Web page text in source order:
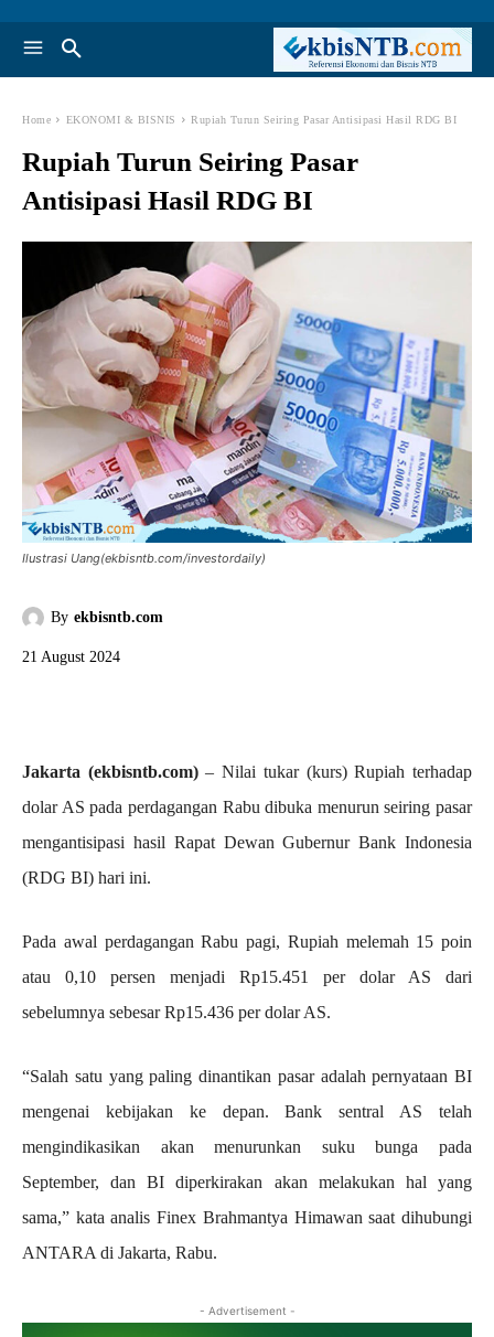
Home EKONOMI & BISNIS Rupiah Turun Seiring Pasar Antisipasi Hasil RDG BI
Rupiah Turun Seiring Pasar
Antisipasi Hasil RDG BI
Ilustrasi Uang(ekbisntb.com/investordaily)
By ekbisntb.com
21 August 2024
Jakarta (ekbisntb.com)– Nilai tukar (kurs) Rupiah terhadap
dolar AS pada perdagangan Rabu dibuka menurun seiring pasar
mengantisipasi hasil Rapat Dewan Gubernur Bank Indonesia
(RDG BI) hari ini.
Pada awal perdagangan Rabu pagi, Rupiah melemah 15 poin
atau 0,10 persen menjadi Rp15.451 per dolar AS dari
sebelumnya sebesar Rp15.436 per dolar AS.
“Salah satu yang paling dinantikan pasar adalah pernyataan BI
mengenai kebijakan ke depan. Bank sentral AS telah
mengindikasikan akan menurunkan suku bunga pada
September, dan BI diperkirakan akan melakukan hal yang
sama,” kata analis Finex Brahmantya Himawan saat dihubungi
ANTARA di Jakarta, Rabu.
- Advertisement -